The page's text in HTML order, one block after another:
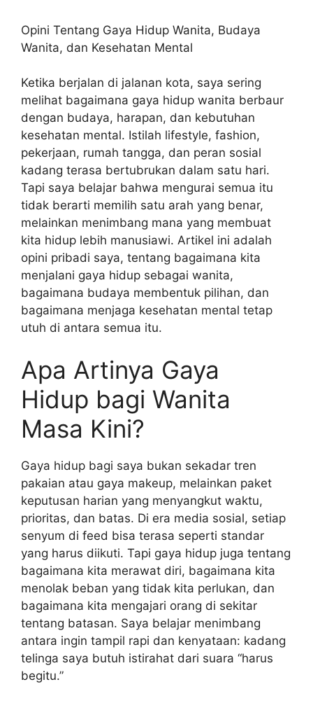
Opini Tentang Gaya Hidup Wanita, Budaya
Wanita, dan Kesehatan Mental
Ketika berjalan di jalanan kota, saya sering
melihat bagaimana gaya hidup wanita berbaur
dengan budaya, harapan, dan kebutuhan
kesehatan mental. Istilah lifestyle, fashion,
pekerjaan, rumah tangga, dan peran sosial
kadang terasa bertubrukan dalam satu hari.
Tapi saya belajar bahwa mengurai semua itu
tidak berarti memilih satu arah yang benar,
melainkan menimbang mana yang membuat
kita hidup lebih manusiawi. Artikel ini adalah
opini pribadi saya, tentang bagaimana kita
menjalani gaya hidup sebagai wanita,
bagaimana budaya membentuk pilihan, dan
bagaimana menjaga kesehatan mental tetap
utuh di antara semua itu.
Apa Artinya Gaya
Hidup bagi Wanita
Masa Kini?
Gaya hidup bagi saya bukan sekadar tren
pakaian atau gaya makeup, melainkan paket
keputusan harian yang menyangkut waktu,
prioritas, dan batas. Di era media sosial, setiap
senyum di feed bisa terasa seperti standar
yang harus diikuti. Tapi gaya hidup juga tentang
bagaimana kita merawat diri, bagaimana kita
menolak beban yang tidak kita perlukan, dan
bagaimana kita mengajari orang di sekitar
tentang batasan. Saya belajar menimbang
antara ingin tampil rapi dan kenyataan: kadang
telinga saya butuh istirahat dari suara “harus
begitu.”